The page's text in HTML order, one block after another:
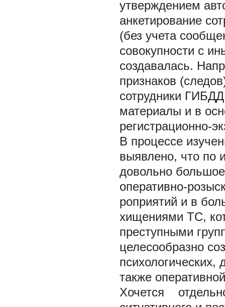
утверждением
анкетирование
(без учета
совокупности с
создавалась.
признаков
сотрудники
материалы и в
регистрационно-
В процессе
выявлено, что по
довольно
оперативно-
роприятий и в
хищениями ТС,
преступными
целесообразно
психологических,
также
Хочется